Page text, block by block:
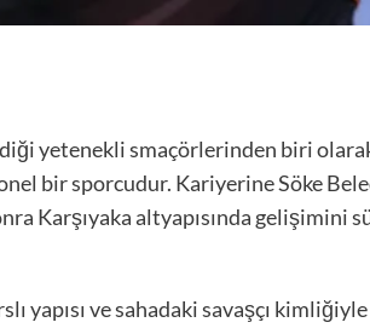
yetenekli smaçörlerinden biri
bir sporcudur. Kariyerine Söke
Karşıyaka altyapısında
yapısı ve sahadaki savaşçı